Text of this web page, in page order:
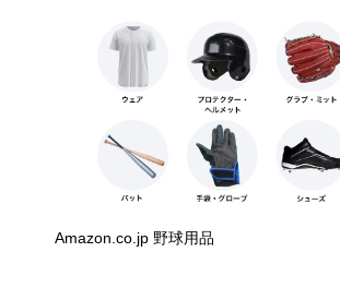
Amazon.co.jp 野球用品